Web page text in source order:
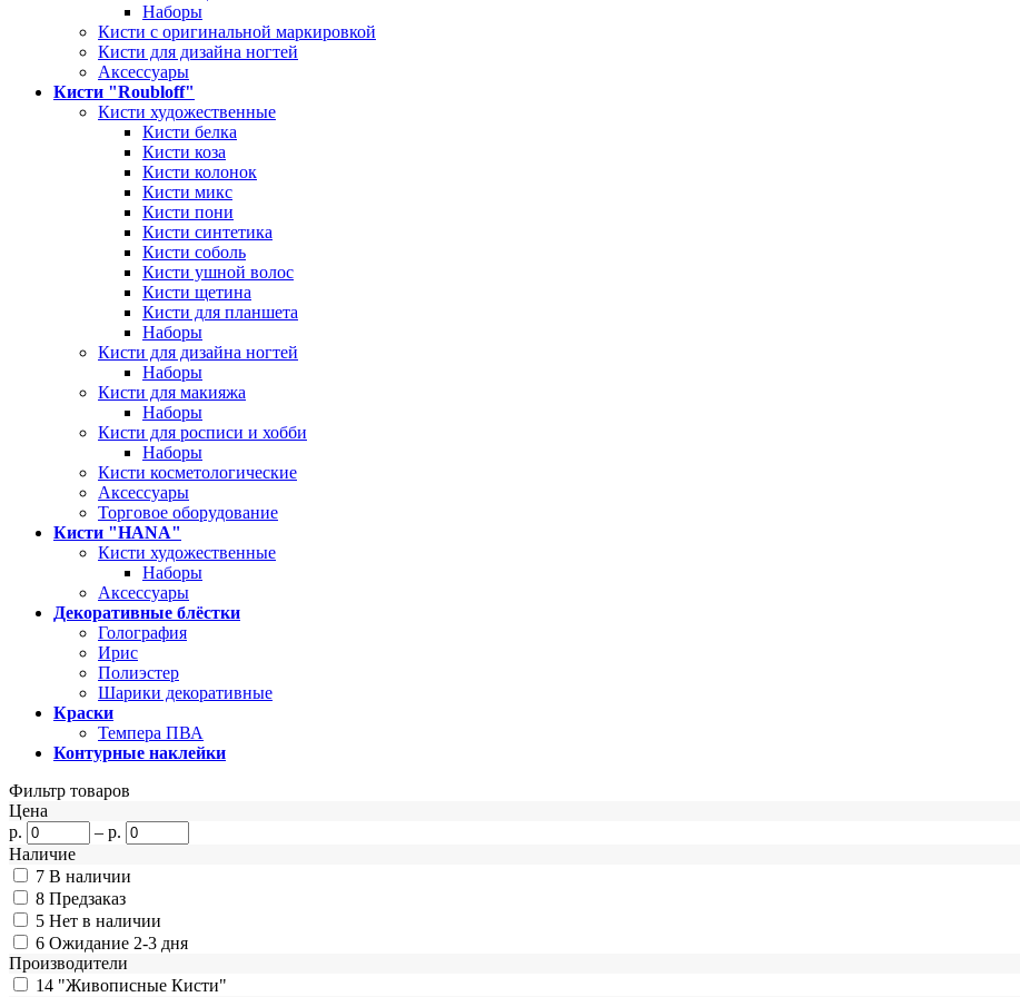
Наборы
Кисти с оригинальной маркировкой
Кисти для дизайна ногтей
Аксессуары
Кисти "Roubloff"
Кисти художественные
Кисти белка
Кисти коза
Кисти колонок
Кисти микс
Кисти пони
Кисти синтетика
Кисти соболь
Кисти ушной волос
Кисти щетина
Кисти для планшета
Наборы
Кисти для дизайна ногтей
Наборы
Кисти для макияжа
Наборы
Кисти для росписи и хобби
Наборы
Кисти косметологические
Аксессуары
Торговое оборудование
Кисти "HANA"
Кисти художественные
Наборы
Аксессуары
Декоративные блёстки
Голография
Ирис
Полиэстер
Шарики декоративные
Краски
Темпера ПВА
Контурные наклейки
Фильтр товаров
Цена
р.
– р.
Наличие
7 В наличии
8 Предзаказ
5 Нет в наличии
6 Ожидание 2-3 дня
Производители
14 "Живописные Кисти"